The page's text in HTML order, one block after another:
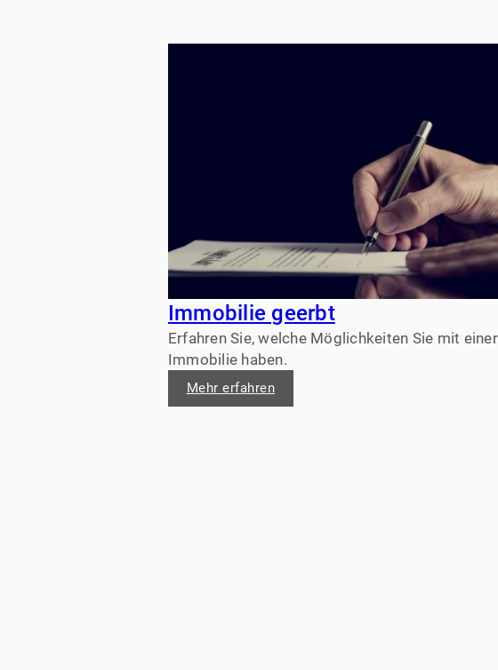
Immobilie geerbt
Erfahren Sie, welche Möglichkeiten Sie mit
Immobilie haben.
Mehr erfahren